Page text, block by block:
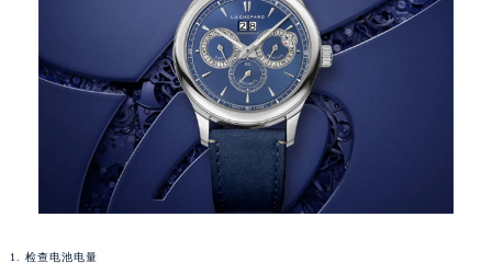
1. 检查电池电量